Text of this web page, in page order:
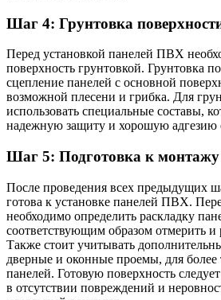
Шаг 4: Грунтовка
Перед установкой панелей ПВХ
поверхность грунтовкой. Грунтовка
сцепление панелей с основной
возможной плесени и грибка. Для
использовать специальные составы,
надежную защиту и хорошую адгезию
Шаг 5: Подготовка к монтажу
После проведения всех предыдущих
готова к установке панелей ПВХ.
необходимо определить раскладку
соответствующим образом отмерить и
Также стоит учитывать
дверные и оконные проемы, для более
панелей. Готовую поверхность
в отсутствии повреждений и